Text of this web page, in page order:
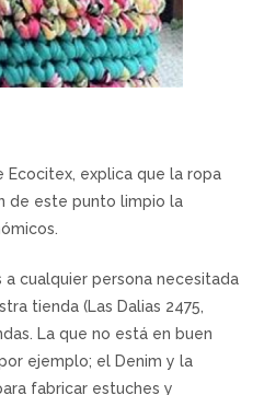
Ecocitex, explica que la ropa
de este punto limpio la
a cualquier persona necesitada
tienda (Las Dalias 2475,
La que no está en buen
ejemplo; el Denim y la
fabricar estuches y